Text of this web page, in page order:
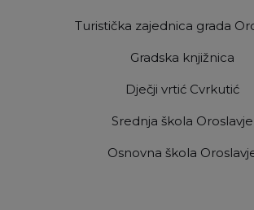
Turistička zajednica grada
Gradska knjižnica
Dječji vrtić Cvrkutić
Srednja škola Oroslavje
Osnovna škola